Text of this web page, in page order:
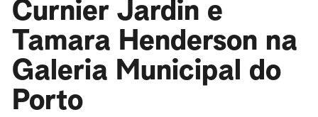
Curnier Jardin e
Tamara Henderson na
Galeria Municipal do
Porto